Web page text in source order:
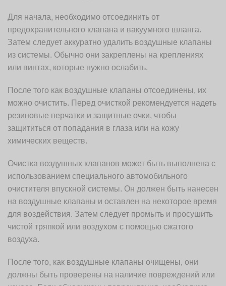
Для начала, необходимо отсоединить от
предохранительного клапана и вакуумного шланга.
Затем следует аккуратно удалить воздушные клапаны
из системы. Обычно они закреплены на креплениях
или винтах, которые нужно ослабить.
После того как воздушные клапаны отсоединены, их
можно очистить. Перед очисткой рекомендуется надеть
резиновые перчатки и защитные очки, чтобы
защититься от попадания в глаза или на кожу
химических веществ.
Очистка воздушных клапанов может быть выполнена с
использованием специального автомобильного
очистителя впускной системы. Он должен быть нанесен
на воздушные клапаны и оставлен на некоторое время
для воздействия. Затем следует промыть и просушить
чистой тряпкой или воздухом с помощью сжатого
воздуха.
После того, как воздушные клапаны очищены, они
должны быть проверены на наличие повреждений или